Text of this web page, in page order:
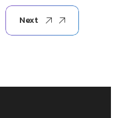
Next